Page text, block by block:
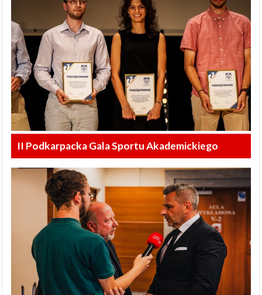
II Podkarpacka Gala Sportu Akademickiego